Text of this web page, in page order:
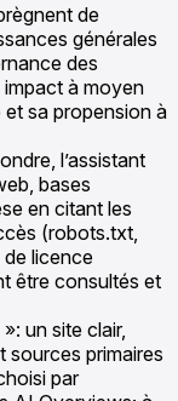
de
générales
des
à moyen
et sa propension à
l’assistant
bases
en citant les
(robots.txt,
licence
être consultés et
un site clair,
sources primaires
par